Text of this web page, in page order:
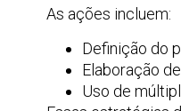
As ações incluem:
Definição do
Elaboração
Uso de